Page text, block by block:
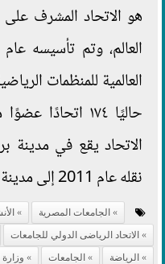
هو الاتحاد المشرف على
العالمية للمنظمات
حاليًا ١٧٤
الاتحاد يقع في مدينة
نقله عام 2011 إلى مدينة لوزان في سويسرا.
الجامعات المصرية
الاتحاد الرياضى الدولي للجامعات
الرياضة
الجامعات وزارة